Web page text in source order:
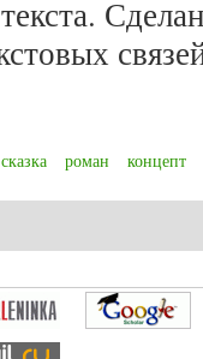
сказка роман концепт